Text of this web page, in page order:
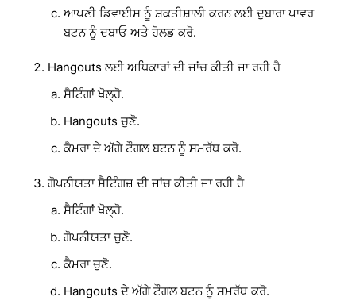
ਆਪਣੀ ਡਿਵਾਈਸ ਨੂੰ ਸ਼ਕਤੀਸ਼ਾਲੀ ਕਰਨ ਲਈ ਦੁਬਾਰਾ ਪਾਵਰ
ਬਟਨ ਨੂੰ ਦਬਾਓ ਅਤੇ ਹੋਲਡ ਕਰੋ.
Hangouts ਲਈ ਅਧਿਕਾਰਾਂ ਦੀ ਜਾਂਚ ਕੀਤੀ ਜਾ ਰਹੀ ਹੈ
ਸੈਟਿੰਗਾਂ ਖੋਲ੍ਹੋ.
Hangouts ਚੁਣੋ.
ਕੈਮਰਾ ਦੇ ਅੱਗੇ ਟੌਗਲ ਬਟਨ ਨੂੰ ਸਮਰੱਥ ਕਰੋ.
ਗੋਪਨੀਯਤਾ ਸੈਟਿੰਗਜ਼ ਦੀ ਜਾਂਚ ਕੀਤੀ ਜਾ ਰਹੀ ਹੈ
ਸੈਟਿੰਗਾਂ ਖੋਲ੍ਹੋ.
ਗੋਪਨੀਯਤਾ ਚੁਣੋ.
ਕੈਮਰਾ ਚੁਣੋ.
Hangouts ਦੇ ਅੱਗੇ ਟੌਗਲ ਬਟਨ ਨੂੰ ਸਮਰੱਥ ਕਰੋ.